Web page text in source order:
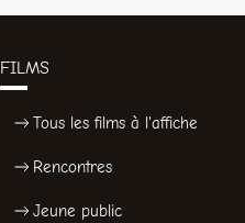
FILMS
Tous les films à l'affiche
Rencontres
Jeune public